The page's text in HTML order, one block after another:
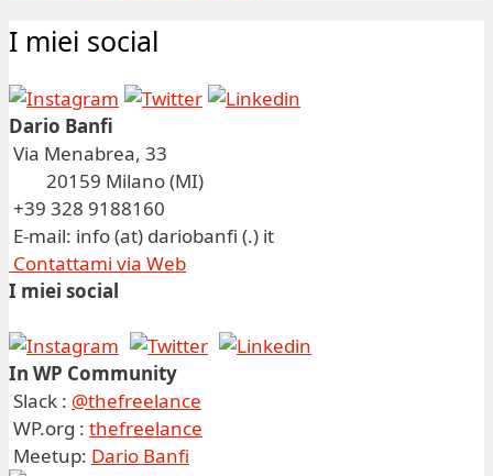
I miei social
Dario Banfi
Via Menabrea, 33
20159 Milano (MI)
+39 328 9188160
E-mail: info (at) dariobanfi (.) it
Contattami via Web
I miei social
In WP Community
Slack : @thefreelance
WP.org : thefreelance
Meetup: Dario Banfi